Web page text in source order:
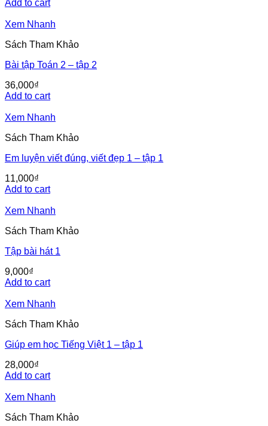
Add to cart
Xem Nhanh
Sách Tham Khảo
Bài tập Toán 2 – tập 2
36,000₫
Add to cart
Xem Nhanh
Sách Tham Khảo
Em luyện viết đúng, viết đẹp 1 – tập 1
11,000₫
Add to cart
Xem Nhanh
Sách Tham Khảo
Tập bài hát 1
9,000₫
Add to cart
Xem Nhanh
Sách Tham Khảo
Giúp em học Tiếng Việt 1 – tập 1
28,000₫
Add to cart
Xem Nhanh
Sách Tham Khảo